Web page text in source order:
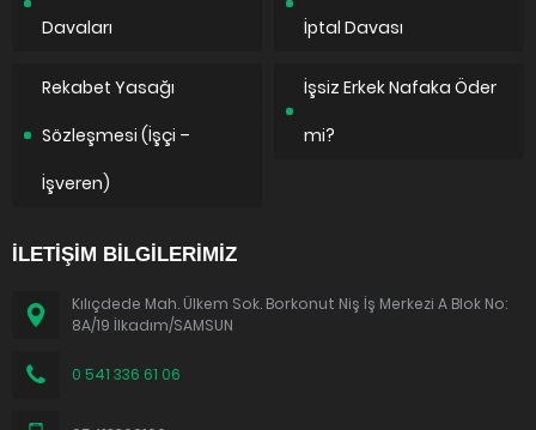
Davaları
İptal Davası
Rekabet Yasağı
Sözleşmesi (İşçi –
İşveren)
İşsiz Erkek Nafaka Öder
mi?
İLETİŞİM BİLGİLERİMİZ
Kılıçdede Mah. Ülkem Sok. Borkonut Niş İş Merkezi A Blok No:
8A/19 İlkadım/SAMSUN
0 541 336 61 06